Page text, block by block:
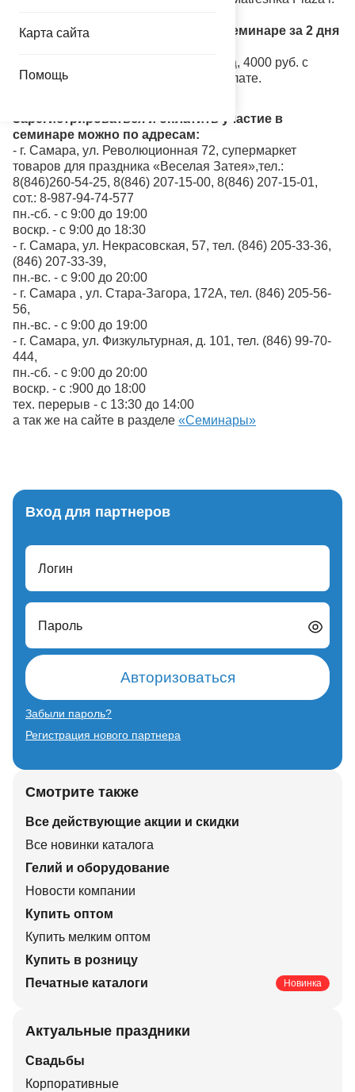
Карта сайта
Помощь
Стоимость билета для участия в семинаре за 2 дня
в день семинара, 4000 руб. с
человека — при предварительной оплате.
Зарегистрироваться и оплатить участие в
семинаре можно по адресам:
- г. Самара, ул. Революционная 72, супермаркет
товаров для праздника «Веселая Затея»,тел.:
8(846)260-54-25, 8(846) 207-15-00, 8(846) 207-15-01,
сот.: 8-987-94-74-577
пн.-сб. - с 9:00 до 19:00
воскр. - с 9:00 до 18:30
- г. Самара, ул. Некрасовская, 57, тел. (846) 205-33-36,
(846) 207-33-39,
пн.-вс. - с 9:00 до 20:00
- г. Самара , ул. Стара-Загора, 172А, тел. (846) 205-56-
56,
пн.-вс. - с 9:00 до 19:00
- г. Самара, ул. Физкультурная, д. 101, тел. (846) 99-70-
444,
пн.-сб. - с 9:00 до 20:00
воскр. - с :900 до 18:00
тех. перерыв - с 13:30 до 14:00
а так же на сайте в разделе «Семинары»
Вход для партнеров
Логин
Пароль
Авторизоваться
Забыли пароль?
Регистрация нового партнера
Смотрите также
Все действующие акции и скидки
Все новинки каталога
Гелий и оборудование
Новости компании
Купить оптом
Купить мелким оптом
Купить в розницу
Печатные каталоги
Новинка
Актуальные праздники
Свадьбы
Корпоративные